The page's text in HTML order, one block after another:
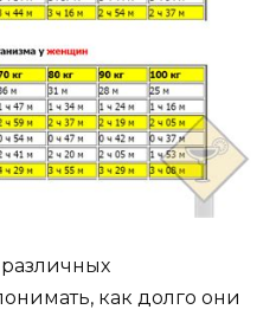
как долго они